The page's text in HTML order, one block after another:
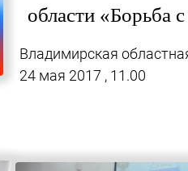
области «Борьба
Владимирская
24 мая 2017 , 11.00